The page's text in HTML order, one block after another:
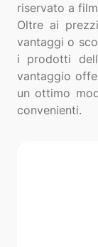
riservato a
Oltre ai
vantaggi o
i prodotti
vantaggio
un ottimo